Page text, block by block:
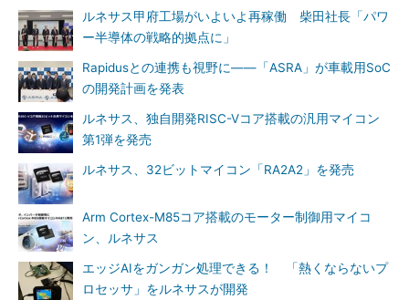
ルネサス甲府工場がいよいよ再稼働 柴田社長「パワ
ー半導体の戦略的拠点に」
Rapidusとの連携も視野に――「ASRA」が車載用SoC
の開発計画を発表
ルネサス、独自開発RISC-Vコア搭載の汎用マイコン
第1弾を発売
ルネサス、32ビットマイコン「RA2A2」を発売
Arm Cortex-M85コア搭載のモーター制御用マイコ
ン、ルネサス
エッジAIをガンガン処理できる！ 「熱くならないプ
ロセッサ」をルネサスが開発